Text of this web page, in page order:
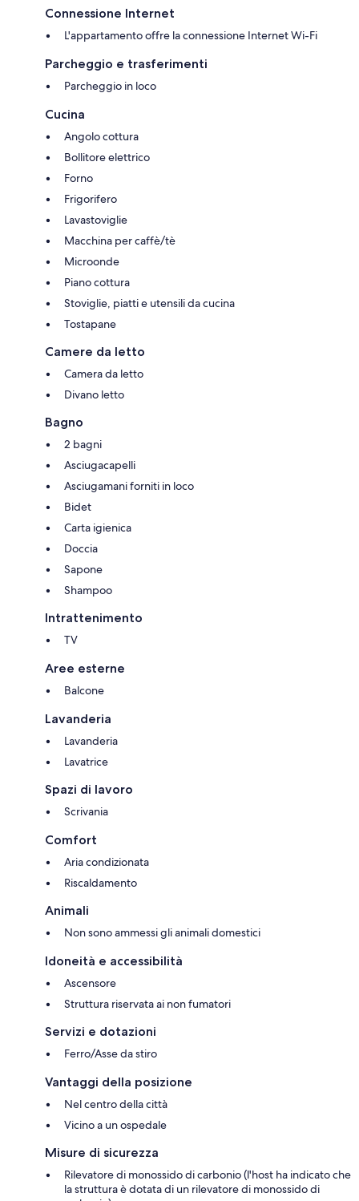
Connessione Internet
L'appartamento offre la connessione Internet Wi-Fi
Parcheggio e trasferimenti
Parcheggio in loco
Cucina
Angolo cottura
Bollitore elettrico
Forno
Frigorifero
Lavastoviglie
Macchina per caffè/tè
Microonde
Piano cottura
Stoviglie, piatti e utensili da cucina
Tostapane
Camere da letto
Camera da letto
Divano letto
Bagno
2 bagni
Asciugacapelli
Asciugamani forniti in loco
Bidet
Carta igienica
Doccia
Sapone
Shampoo
Intrattenimento
TV
Aree esterne
Balcone
Lavanderia
Lavanderia
Lavatrice
Spazi di lavoro
Scrivania
Comfort
Aria condizionata
Riscaldamento
Animali
Non sono ammessi gli animali domestici
Idoneità e accessibilità
Ascensore
Struttura riservata ai non fumatori
Servizi e dotazioni
Ferro/Asse da stiro
Vantaggi della posizione
Nel centro della città
Vicino a un ospedale
Misure di sicurezza
Rilevatore di monossido di carbonio (l'host ha indicato che
la struttura è dotata di un rilevatore di monossido di